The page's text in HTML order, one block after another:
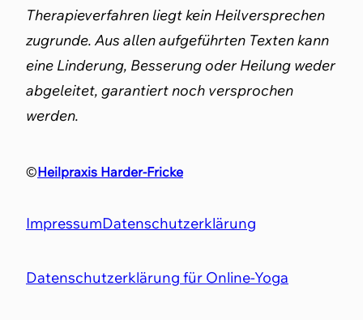
Therapieverfahren liegt kein Heilversprechen
zugrunde. Aus allen aufgeführten Texten kann
eine Linderung, Besserung oder Heilung weder
abgeleitet, garantiert noch versprochen
werden.
©Heilpraxis Harder-Fricke
ImpressumDatenschutzerklärung
Datenschutzerklärung für Online-Yoga